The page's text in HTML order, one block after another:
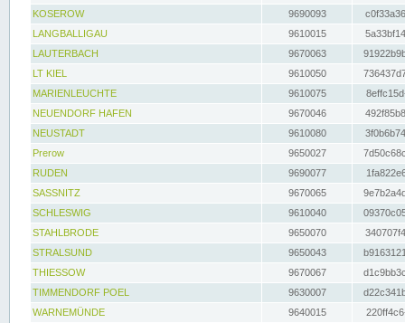
KOSEROW
9690093
LANGBALLIGAU
9610015
LAUTERBACH
9670063
LT KIEL
9610050
MARIENLEUCHTE
9610075
NEUENDORF HAFEN
9670046
NEUSTADT
9610080
Prerow
9650027
RUDEN
9690077
SASSNITZ
9670065
SCHLESWIG
9610040
STAHLBRODE
9650070
STRALSUND
9650043
THIESSOW
9670067
TIMMENDORF POEL
9630007
WARNEMÜNDE
9640015